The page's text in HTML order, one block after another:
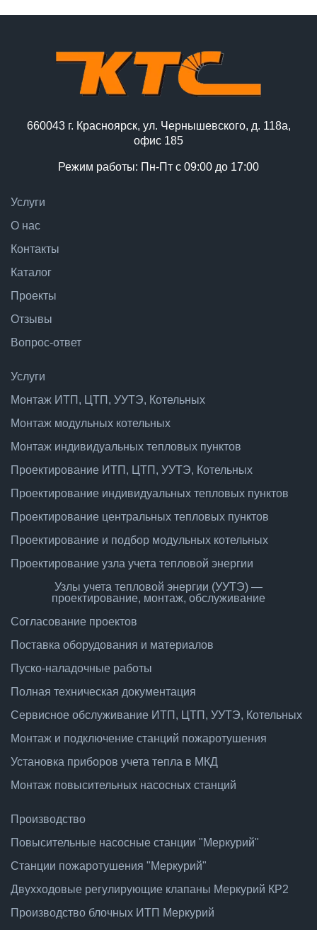
660043 г. Красноярск, ул. Чернышевского, д. 118а,
офис 185
Режим работы: Пн-Пт с 09:00 до 17:00
Услуги
О нас
Контакты
Каталог
Проекты
Отзывы
Вопрос-ответ
Услуги
Монтаж ИТП, ЦТП, УУТЭ, Котельных
Монтаж модульных котельных
Монтаж индивидуальных тепловых пунктов
Проектирование ИТП, ЦТП, УУТЭ, Котельных
Проектирование индивидуальных тепловых пунктов
Проектирование центральных тепловых пунктов
Проектирование и подбор модульных котельных
Проектирование узла учета тепловой энергии
Узлы учета тепловой энергии (УУТЭ) —
проектирование, монтаж, обслуживание
Согласование проектов
Поставка оборудования и материалов
Пуско-наладочные работы
Полная техническая документация
Сервисное обслуживание ИТП, ЦТП, УУТЭ, Котельных
Монтаж и подключение станций пожаротушения
Установка приборов учета тепла в МКД
Монтаж повысительных насосных станций
Производство
Повысительные насосные станции "Меркурий"
Станции пожаротушения "Меркурий"
Двухходовые регулирующие клапаны Меркурий КР2
Производство блочных ИТП Меркурий